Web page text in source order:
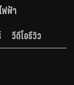
ฟฟ้า
วีดีโอรีวิว